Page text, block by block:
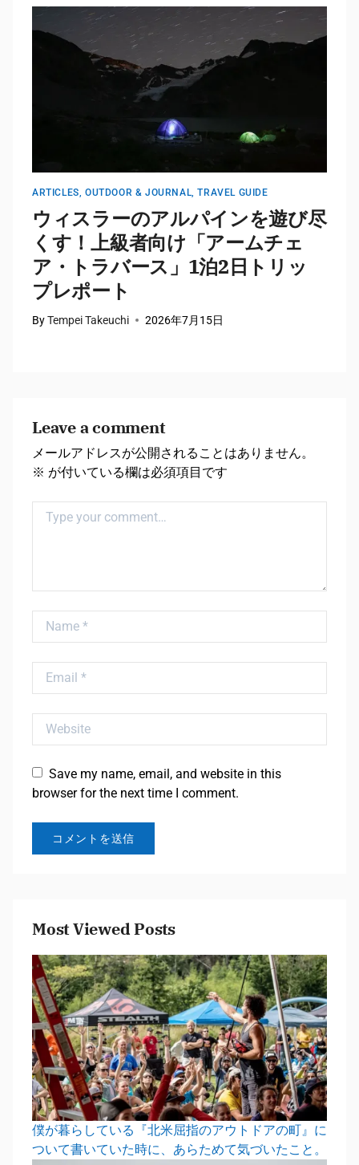
ARTICLES,OUTDOOR & JOURNAL,TRAVEL GUIDE
ウィスラーのアルパインを遊び尽
くす！上級者向け「アームチェ
ア・トラバース」1泊2日トリッ
プレポート
ByTempei Takeuchi 2026年7月15日
Leave a comment
メールアドレスが公開されることはありません。
※ が付いている欄は必須項目です
Comment
Name
Email
Website
Save my name, email, and website in this
browser for the next time I comment.
Most Viewed Posts
僕が暮らしている『北米屈指のアウトドアの町』に
ついて書いていた時に、あらためて気づいたこと。